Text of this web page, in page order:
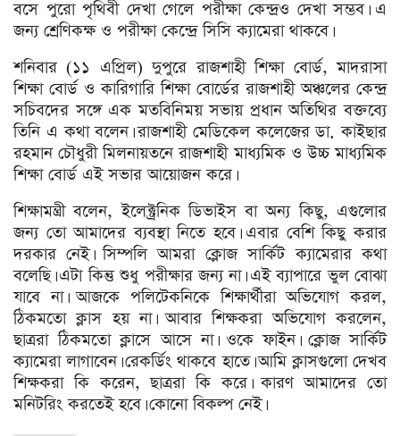
বসে পুরো পৃথিবী দেখা গেলে পরীক্ষা কেন্দ্রও দেখা সম্ভব। এ
জন্য শ্রেণিকক্ষ ও পরীক্ষা কেন্দ্রে সিসি ক্যামেরা থাকবে।
শনিবার (১১ এপ্রিল) দুপুরে রাজশাহী শিক্ষা বোর্ড, মাদরাসা
শিক্ষা বোর্ড ও কারিগারি শিক্ষা বোর্ডের রাজশাহী অঞ্চলের কেন্দ্র
সচিবদের সঙ্গে এক মতবিনিময় সভায় প্রধান অতিথির বক্তব্যে
তিনি এ কথা বলেন। রাজশাহী মেডিকেল কলেজের ডা. কাইছার
রহমান চৌধুরী মিলনায়তনে রাজশাহী মাধ্যমিক ও উচ্চ মাধ্যমিক
শিক্ষা বোর্ড এই সভার আয়োজন করে।
শিক্ষামন্ত্রী বলেন, ইলেক্ট্রনিক ডিভাইস বা অন্য কিছু, এগুলোর
জন্য তো আমাদের ব্যবস্থা নিতে হবে। এবার বেশি কিছু করার
দরকার নেই। সিম্পলি আমরা ক্লোজ সার্কিট ক্যামেরার কথা
বলেছি। এটা কিন্তু শুধু পরীক্ষার জন্য না। এই ব্যাপারে ভুল বোঝা
যাবে না। আজকে পলিটেকনিকে শিক্ষার্থীরা অভিযোগ করল,
ঠিকমতো ক্লাস হয় না। আবার শিক্ষকরা অভিযোগ করলেন,
ছাত্ররা ঠিকমতো ক্লাসে আসে না। ওকে ফাইন। ক্লোজ সার্কিট
ক্যামেরা লাগাবেন। রেকর্ডিং থাকবে হাতে। আমি ক্লাসগুলো দেখব
শিক্ষকরা কি করেন, ছাত্ররা কি করে। কারণ আমাদের তো
মনিটরিং করতেই হবে। কোনো বিকল্প নেই।